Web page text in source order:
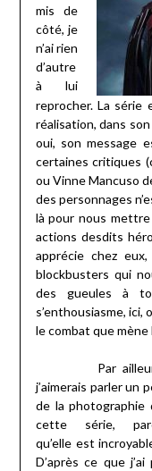
mis de
côté, je
n’ai rien
d’autre
à lui
reprocher. La série
réalisation, dans
oui, son message
certaines critiques
ou Vinne Mancuso
des personnages
là pour nous mettre
actions desdits
apprécie chez
blockbusters qui
des gueules à
s’enthousiasme, ici,
le combat que mène
Par
j’aimerais parler un
de la photographie
cette série,
qu’elle est
D’après ce que j’ai